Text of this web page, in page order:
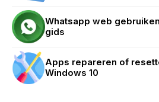
Whatsapp web
gids
Apps repareren of
Windows 10